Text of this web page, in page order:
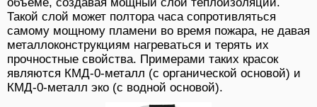
Такой слой может полтора часа сопротивляться
самому мощному пламени во время пожара, не давая
металлоконструкциям нагреваться и терять их
прочностные свойства. Примерами таких красок
являются КМД-0-металл (с органической основой) и
КМД-0-металл эко (с водной основой).